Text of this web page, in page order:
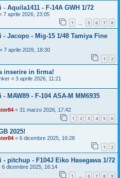
Aquila1411 - F-14A GWH 1/72
7 aprile 2026, 23:05
1 5 6 7 8
Jacopo - Mig-15 1/48 Tamiya Fine
« 7 aprile 2026, 18:30
1 2
inserire in firma!
« 3 aprile 2026, 11:21
MAW89 - F-104 ASA-M MM6935
« 31 marzo 2026, 17:42
1 2 3 4 5 6
2025!
« 6 dicembre 2025, 16:28
1 2
pitchup - F104J Eiko Hasegawa 1/72
6 dicembre 2025, 16:14
1 … 6 7 8 9